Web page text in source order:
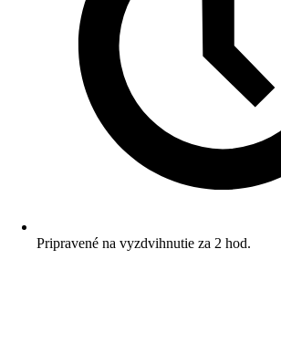
Pripravené na vyzdvihnutie za 2 hod.